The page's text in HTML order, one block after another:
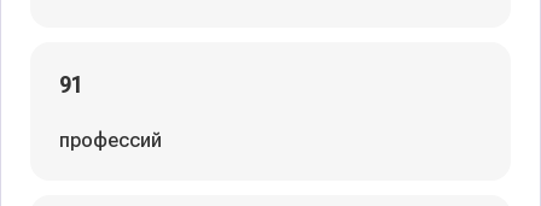
91
профессий